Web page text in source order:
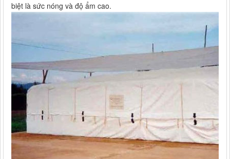
biệt là sức nóng và độ ẩm cao.